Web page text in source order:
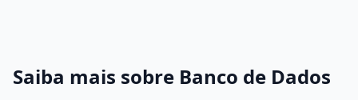
Saiba mais sobre Banco de Dados